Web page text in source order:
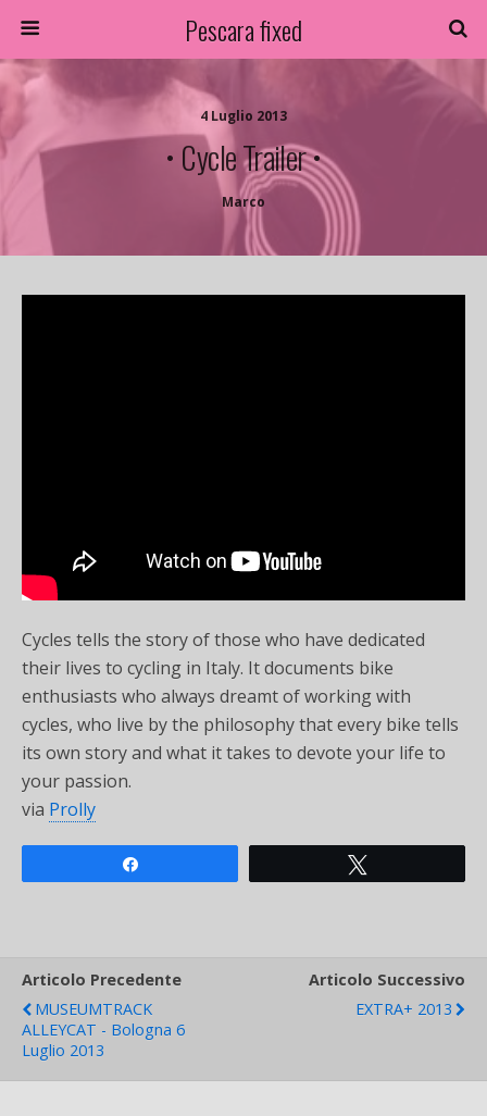
Pescara fixed
4 Luglio 2013
• Cycle Trailer •
Marco
Cycles tells the story of those who have dedicated
their lives to cycling in Italy. It documents bike
enthusiasts who always dreamt of working with
cycles, who live by the philosophy that every bike tells
its own story and what it takes to devote your life to
your passion.
via Prolly
Articolo Precedente
MUSEUMTRACK
ALLEYCAT - Bologna 6
Luglio 2013
Articolo Successivo
EXTRA+ 2013